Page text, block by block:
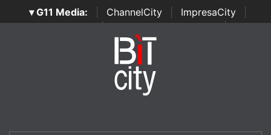
▾ G11 Media: ChannelCity ImpresaCity
SecurityOpenLab | Italian Channel Awards | Italian
Italian Security Awards